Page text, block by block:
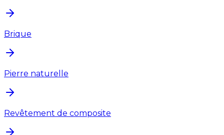
Brique
Pierre naturelle
Revêtement de composite